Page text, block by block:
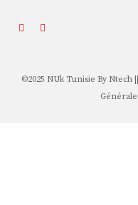
©2025 NUk Tunisie By Ntech